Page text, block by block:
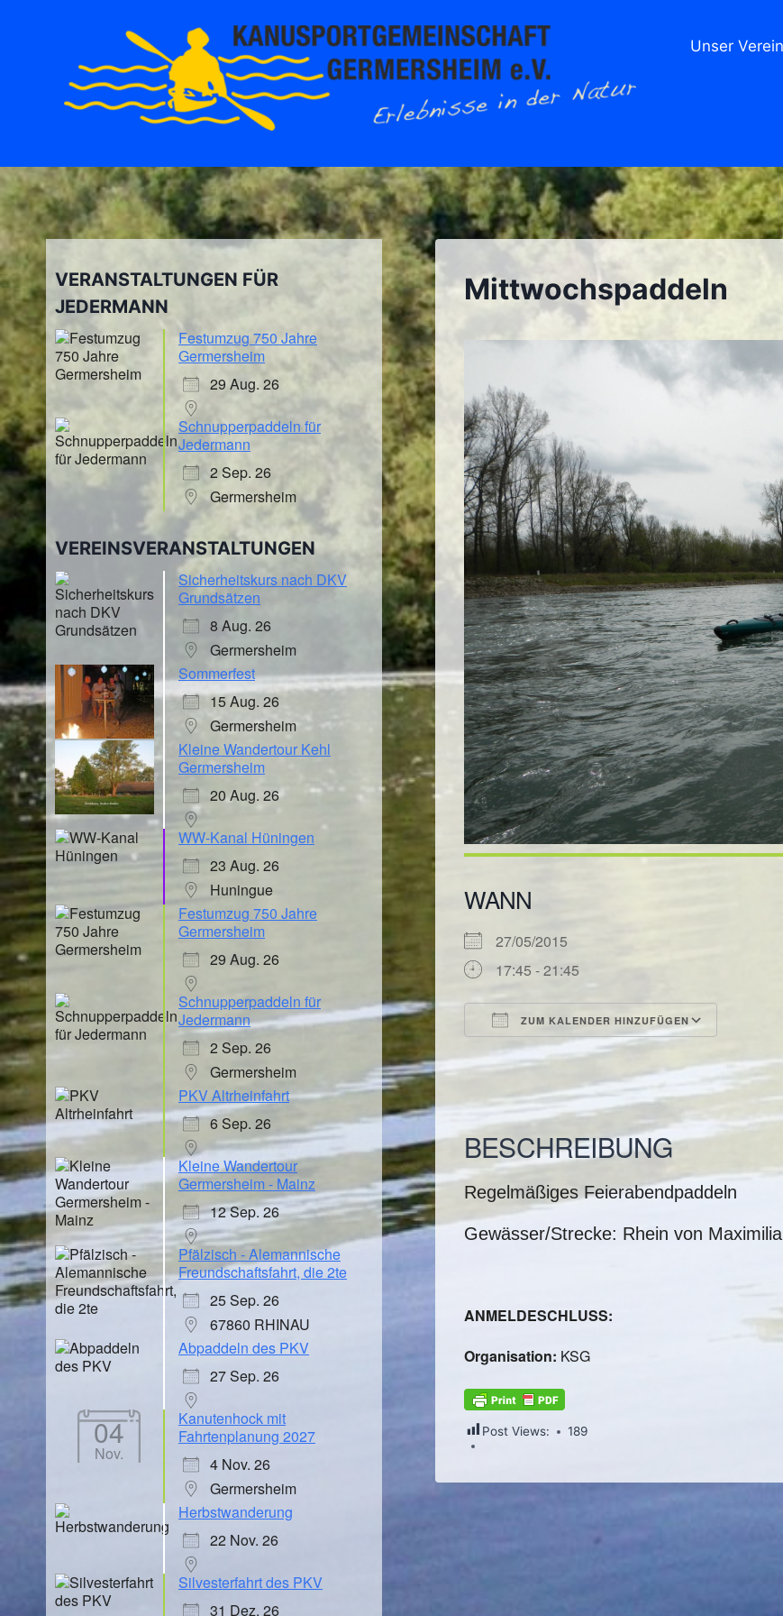
Unser Verein
Mittwochspaddeln
WANN
27/05/2015
17:45 - 21:45
ZUM KALENDER HINZUFÜGEN
ICS herunterladen
BESCHREIBUNG
Regelmäßiges Feierabendpaddeln
Gewässer/Strecke: Rhein von
ANMELDESCHLUSS:
Organisation: KSG
Post Views: 189
VERANSTALTUNGEN FÜR
JEDERMANN
Festumzug 750 Jahre
Germersheim
29 Aug. 26
Schnupperpaddeln für
Jedermann
2 Sep. 26
Germersheim
VEREINSVERANSTALTUNGEN
Sicherheitskurs nach DKV
Grundsätzen
8 Aug. 26
Germersheim
Sommerfest
15 Aug. 26
Germersheim
Kleine Wandertour Kehl
Germersheim
20 Aug. 26
WW-Kanal Hüningen
23 Aug. 26
Huningue
Festumzug 750 Jahre
Germersheim
29 Aug. 26
Schnupperpaddeln für
Jedermann
2 Sep. 26
Germersheim
PKV Altrheinfahrt
6 Sep. 26
Kleine Wandertour
Germersheim - Mainz
12 Sep. 26
Pfälzisch - Alemannische
Freundschaftsfahrt, die 2te
25 Sep. 26
67860 RHINAU
Abpaddeln des PKV
27 Sep. 26
04
Nov.
Kanutenhock mit
Fahrtenplanung 2027
4 Nov. 26
Germersheim
Herbstwanderung
22 Nov. 26
Silvesterfahrt des PKV
31 Dez. 26